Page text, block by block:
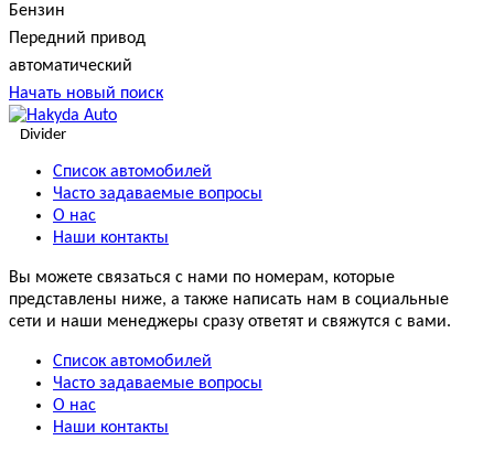
Бензин
Передний привод
автоматический
Начать новый поиск
Divider
Список автомобилей
Часто задаваемые вопросы
О нас
Наши контакты
Вы можете связаться с нами по номерам, которые
представлены ниже, а также написать нам в социальные
сети и наши менеджеры сразу ответят и свяжутся с вами.
Список автомобилей
Часто задаваемые вопросы
О нас
Наши контакты